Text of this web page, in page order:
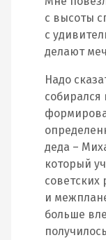
с высоты
с
делают
Надо
деда –
который
советских
и
больше